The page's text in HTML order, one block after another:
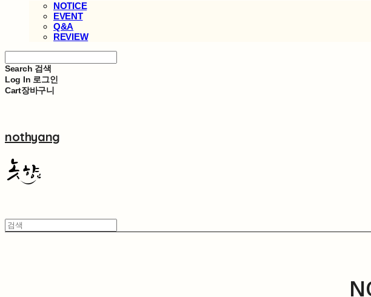
NOTICE
EVENT
Q&A
REVIEW
Search 검색
Log In 로그인
Cart장바구니
nothyang